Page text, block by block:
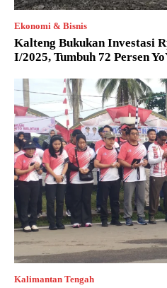
Ekonomi & Bisnis
Kalteng Bukukan Investasi
I/2025, Tumbuh 72 Persen
Kalimantan Tengah